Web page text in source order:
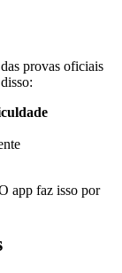
provas oficiais
app faz isso por